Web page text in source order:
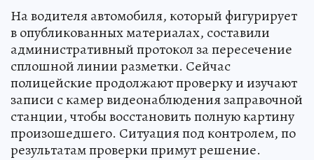
На водителя автомобиля, который фигурирует
в опубликованных материалах, составили
административный протокол за пересечение
сплошной линии разметки. Сейчас
полицейские продолжают проверку и изучают
записи с камер видеонаблюдения заправочной
станции, чтобы восстановить полную картину
произошедшего. Ситуация под контролем, по
результатам проверки примут решение.